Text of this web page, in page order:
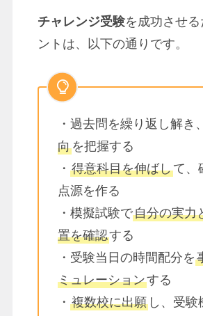
チャレンジ受験を成功させる
ントは、以下の通りです。
・過去問を繰り返し解き、
向を把握する
・ 得意科目を伸ばして、
点源を作る
・模擬試験で自分の実力
置を確認する
・受験当日の時間配分を
ミュレーションする
・ 複数校に出願し、受験